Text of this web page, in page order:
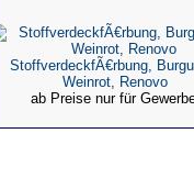
StoffverdeckfÃ€rbung,
Weinrot, Renovo
ab Preise nur für